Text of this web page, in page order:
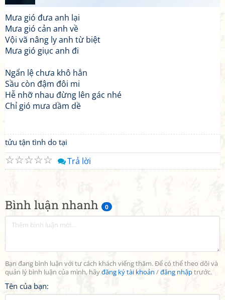
Bình luận nhanh 0
Bạn đang bình luận với tư cách khách viếng thăm. Để có thể theo dõi và
quản lý bình luận của mình, hãyđăng ký tài khoản /đăng nhậptrước.
Tên của bạn:
Mưa gió đưa anh lại
Mưa gió cản anh về
Vội vã nâng ly anh từ biệt
Mưa gió giục anh đi
Ngấn lệ chưa khô hẳn
Sầu còn đậm đôi mi
Hễ nhỡ nhau đừng lên gác nhé
Chỉ gió mưa dầm dề
tửu tận tình do tại
☆
☆
☆
☆
☆ Trả lời